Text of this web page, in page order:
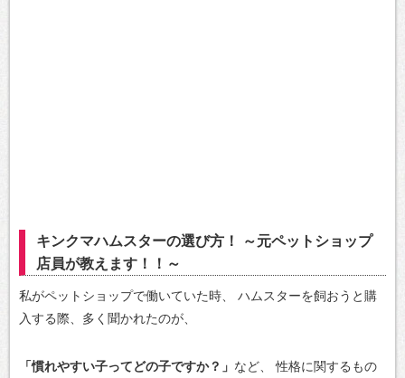
キンクマハムスターの選び方！ ～元ペットショップ
店員が教えます！！～
私がペットショップで働いていた時、
ハムスターを飼おうと購
入する際、多く聞かれたのが、
「慣れやすい子ってどの子ですか？」 など、
性格に関するもの